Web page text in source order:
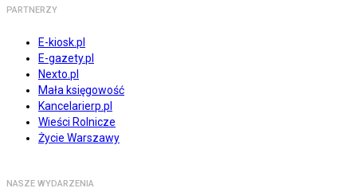
PARTNERZY
E-kiosk.pl
E-gazety.pl
Nexto.pl
Mała księgowość
Kancelarierp.pl
Wieści Rolnicze
Życie Warszawy
NASZE WYDARZENIA